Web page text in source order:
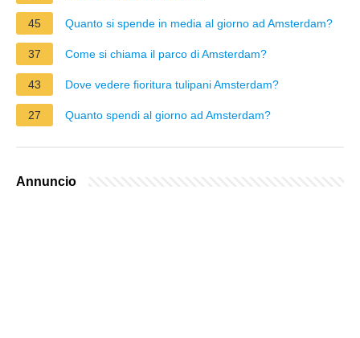
45 Quanto si spende in media al giorno ad Amsterdam?
37 Come si chiama il parco di Amsterdam?
43 Dove vedere fioritura tulipani Amsterdam?
27 Quanto spendi al giorno ad Amsterdam?
Annuncio